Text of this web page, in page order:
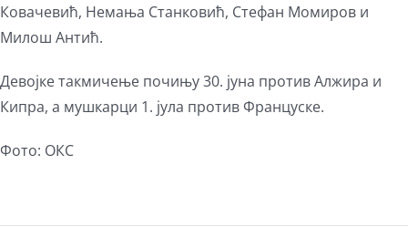
Ковачевић, Немања Станковић, Стефан Момиров и
Милош Антић.
Девојке такмичење почињу 30. јуна против Алжира и
Кипра, а мушкарци 1. јула против Француске.
Фото: ОКС